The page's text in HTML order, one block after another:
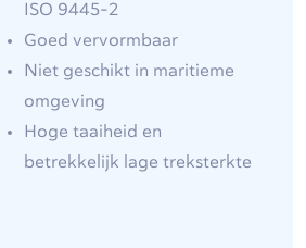
ISO 9445-2
Goed vervormbaar
Niet geschikt in maritieme
omgeving
Hoge taaiheid en
betrekkelijk lage treksterkte